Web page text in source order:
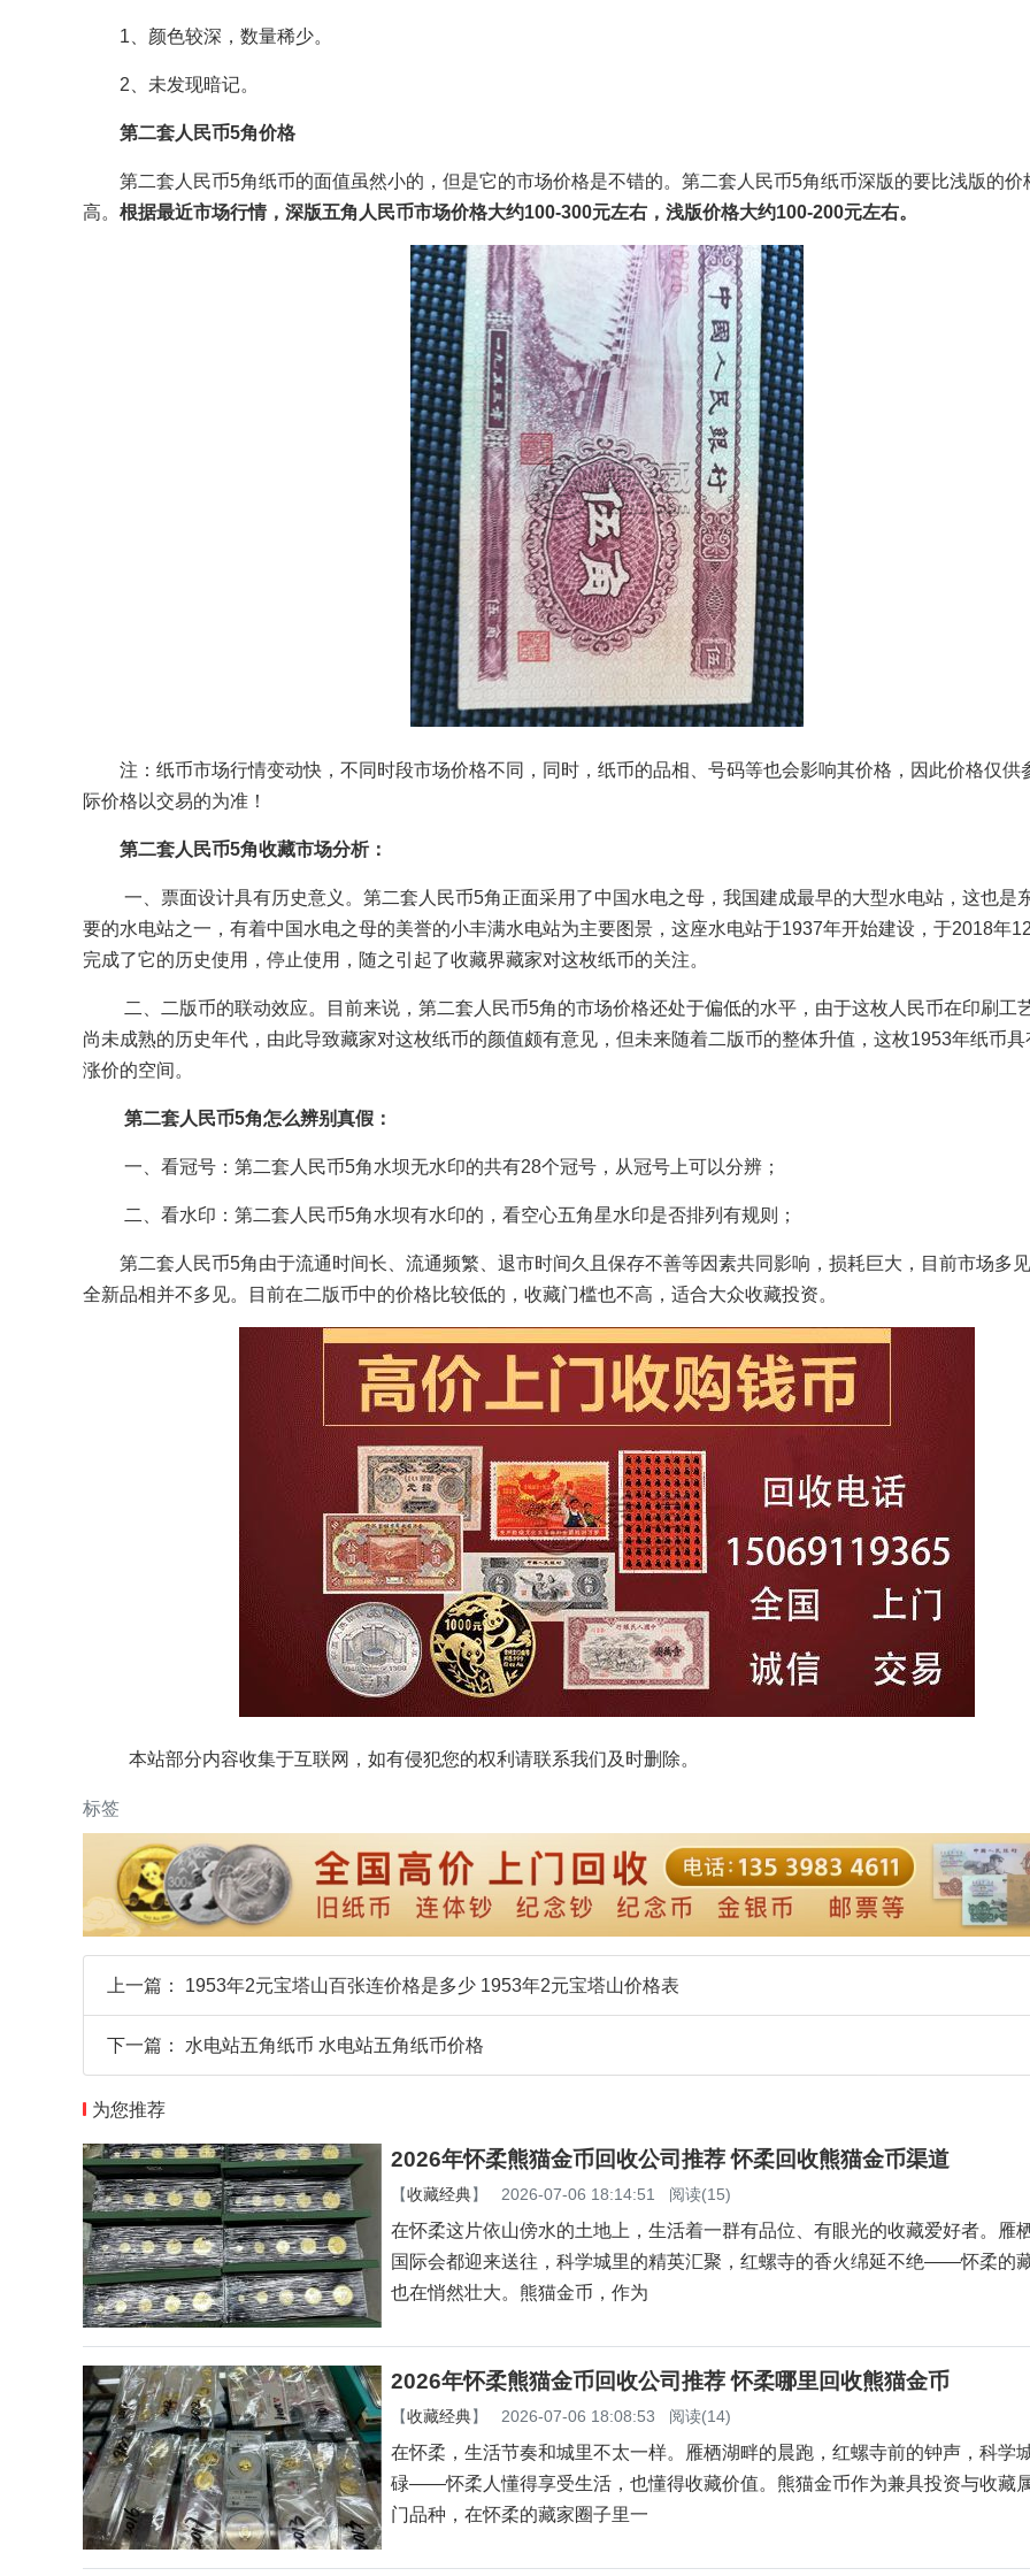
1、颜色较深，数量稀少。
2、未发现暗记。
第二套人民币5角价格
第二套人民币5角纸币的面值虽然小的，但是它的市场价格是不错的。第二套人民币5角纸币深版的要比浅版的价
高。 根据最近市场行情，深版五角人民币市场价格大约100-300元左右，浅版价格大约100-200元左右。
注：纸币市场行情变动快，不同时段市场价格不同，同时，纸币的品相、号码等也会影响其价格，因此价格仅供
际价格以交易的为准！
第二套人民币5角收藏市场分析：
一、票面设计具有历史意义。第二套人民币5角正面采用了中国水电之母，我国建成最早的大型水电站，这也是
要的水电站之一，有着中国水电之母的美誉的小丰满水电站为主要图景，这座水电站于1937年开始建设，于2018年
完成了它的历史使用，停止使用，随之引起了收藏界藏家对这枚纸币的关注。
二、二版币的联动效应。目前来说，第二套人民币5角的市场价格还处于偏低的水平，由于这枚人民币在印刷工
尚未成熟的历史年代，由此导致藏家对这枚纸币的颜值颇有意见，但未来随着二版币的整体升值，这枚1953年纸币具
涨价的空间。
第二套人民币5角怎么辨别真假：
一、看冠号：第二套人民币5角水坝无水印的共有28个冠号，从冠号上可以分辨；
二、看水印：第二套人民币5角水坝有水印的，看空心五角星水印是否排列有规则；
第二套人民币5角由于流通时间长、流通频繁、退市时间久且保存不善等因素共同影响，损耗巨大，目前市场多见
全新品相并不多见。目前在二版币中的价格比较低的，收藏门槛也不高，适合大众收藏投资。
本站部分内容收集于互联网，如有侵犯您的权利请联系我们及时删除。
标签
上一篇： 1953年2元宝塔山百张连价格是多少 1953年2元宝塔山价格表
下一篇： 水电站五角纸币 水电站五角纸币价格
为您推荐
2026年怀柔熊猫金币回收公司推荐 怀柔回收熊猫金币渠道
【收藏经典】 2026-07-06 18:14:51 阅读(15)
在怀柔这片依山傍水的土地上，生活着一群有品位、有眼光的收藏爱好者。雁
国际会都迎来送往，科学城里的精英汇聚，红螺寺的香火绵延不绝——怀柔的
也在悄然壮大。熊猫金币，作为
2026年怀柔熊猫金币回收公司推荐 怀柔哪里回收熊猫金币
【收藏经典】 2026-07-06 18:08:53 阅读(14)
在怀柔，生活节奏和城里不太一样。雁栖湖畔的晨跑，红螺寺前的钟声，科学
碌——怀柔人懂得享受生活，也懂得收藏价值。熊猫金币作为兼具投资与收藏
门品种，在怀柔的藏家圈子里一